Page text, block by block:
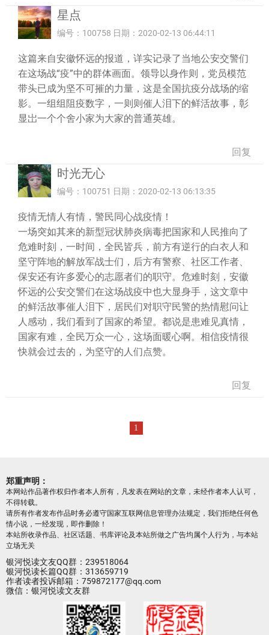
星点
编号：100758 日期：2020-02-13 06:44:11
这篇来自安徽怀远的报道，详实记录了当地公安交警们
在这场战“疫”中的群体画面。领导以身作则，党员模范
带头已成为坚不可摧的力量，这是全国抗疫分战场的缩
影。一组组阻疫数字，一则则催人泪下的鲜活故事，彰
显岀一个个舍小家为大家的普通英雄。
回复
时光无心
编号：100751 日期：2020-02-13 06:13:35
疫情无情人有情，警民同心战疫情！
一场突如其来的新型冠状肺炎病毒把国家和人民推向了
危难时刻，一时间，全民皆兵，前方有逆行的白衣人和
坚守阵地的解放军战士们，后方有警察、社区工作者、
保安还有许多爱心的志愿者们的职守。危难时刻，安徽
怀远的公安交警们在这场战疫中也大显身手，这文章中
的鲜活故事催人泪下，居民们对职守民警的热情慰问让
人感动，我们看到了国家的希望。都说是患难见真情，
国家有难，全民万众一心，这场面暖心啊。相信疫情很
快就会过去的，为坚守的人们点赞。
回复
1
郑重声明：
本网站作品著作权归作者本人所有，凡发表在网站的文章，未经作者本人认可，
不得转载。
请所有作者发布作品时务必遵守国家互联网信息管理办法规定，我们拒绝任何色
情小说，一经发现，即作删除！
本站所收录作品、社区话题、书库评论及本站所做之广告均属个人行为，与本站
立场无关
银河悦读文友QQ群：239518064
银河悦读长篇QQ群：313659719
作者读者投诉邮箱：759872177@qq.com
微信：银河悦读文友群